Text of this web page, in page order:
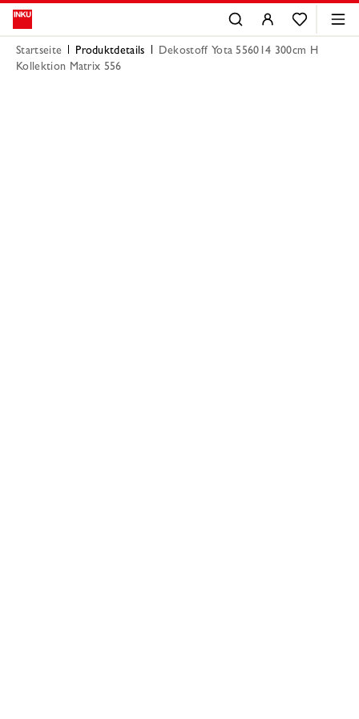
Startseite Produktdetails
Dekostoff Yota 556014 300cm H
Kollektion Matrix 556